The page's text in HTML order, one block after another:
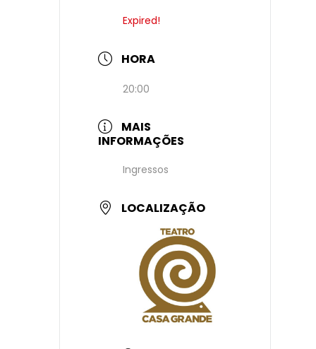
Expired!
HORA
20:00
MAIS
INFORMAÇÕES
Ingressos
LOCALIZAÇÃO